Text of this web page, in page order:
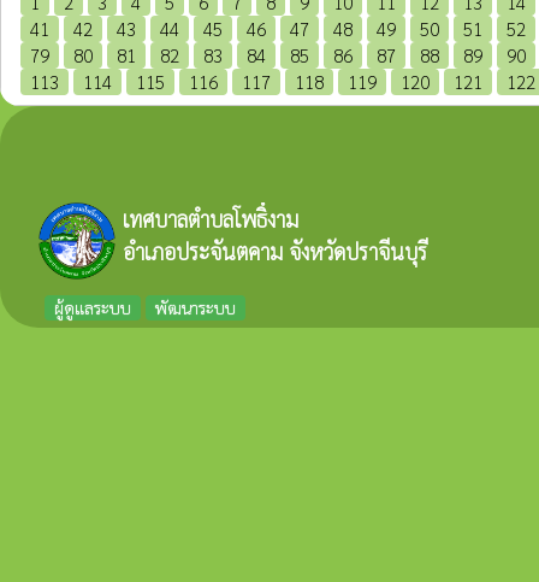
41
42 43 44 45 46 47 48 49 50 51
52
79
80 81 82 83 84 85 86 87 88 89
90
113
114 115 116 117 118 119 120 121 122
เทศบาลตำบลโพธิ์งาม
อำเภอประจันตคาม จังหวัดปราจีนบุรี
ผู้ดูแลระบบ พัฒนาระบบ